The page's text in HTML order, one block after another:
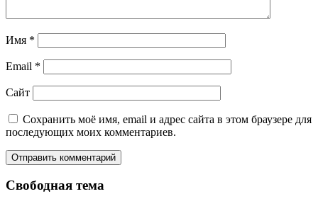
Имя *
Email *
Сайт
Сохранить моё имя, email и адрес сайта в этом браузере для
последующих моих комментариев.
Свободная тема